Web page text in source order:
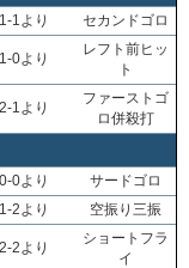
1-1より セカンドゴロ
1-0より
レフト前ヒッ
ト
2-1より
ファーストゴ
ロ併殺打
0-0より
サードゴロ
1-2より 空振り三振
2-2より
ショートフラ
イ